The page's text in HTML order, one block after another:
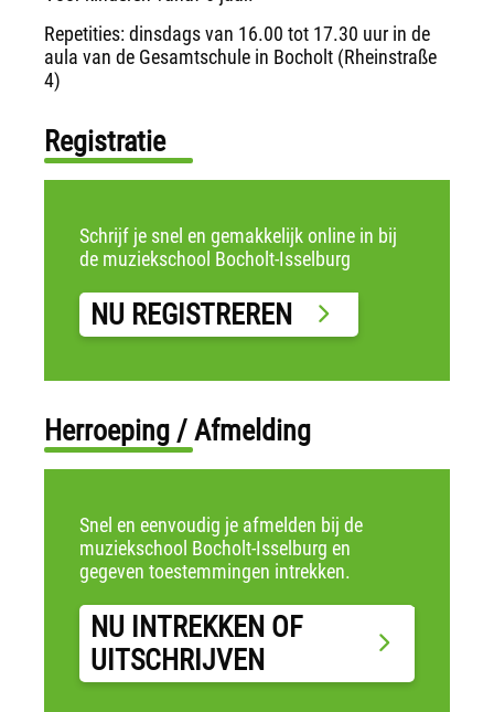
Repetities: dinsdags van 16.00 tot 17.30 uur in de
aula van de Gesamtschule in Bocholt (Rheinstraße
4)
Registratie
Schrijf je snel en gemakkelijk online in bij
de muziekschool Bocholt-Isselburg
NU REGISTREREN
Herroeping / Afmelding
Snel en eenvoudig je afmelden bij de
muziekschool Bocholt-Isselburg en
gegeven toestemmingen intrekken.
NU INTREKKEN OF
UITSCHRIJVEN